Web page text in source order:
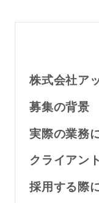
株式会社ア
募集の背景
実際の業務
クライアン
採用する際